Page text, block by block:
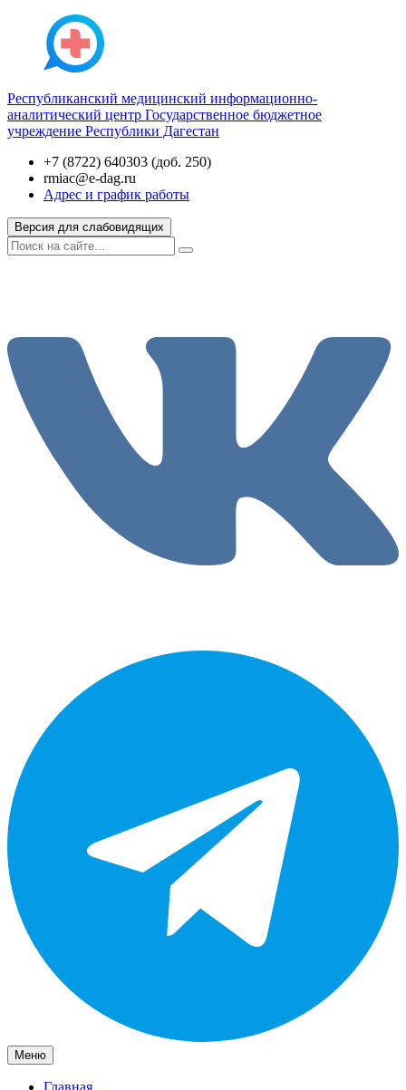
Республиканский медицинский информационно-
аналитический центр Государственное бюджетное
учреждение Республики Дагестан
+7 (8722) 640303 (доб. 250)
rmiac@e-dag.ru
Адрес и график работы
Версия для слабовидящих
Меню
Главная